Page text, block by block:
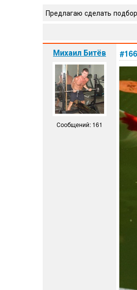
Предлагаю сделать
Михаил Битёв
Сообщений: 161
#166